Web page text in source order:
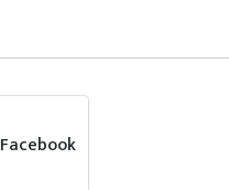
Facebook